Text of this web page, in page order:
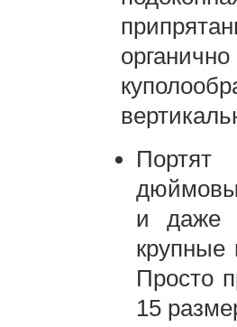
Портят
и даже
крупные
Просто
15